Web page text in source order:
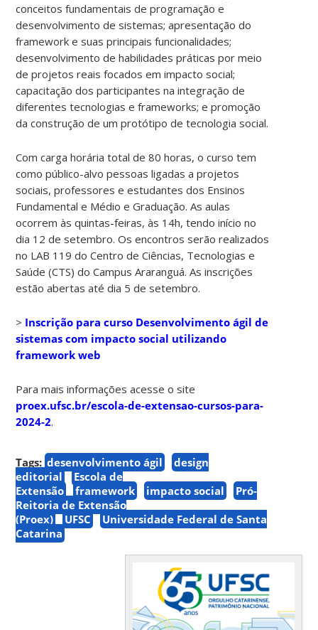
conceitos fundamentais de programação e
desenvolvimento de sistemas; apresentação do
framework e suas principais funcionalidades;
desenvolvimento de habilidades práticas por meio
de projetos reais focados em impacto social;
capacitação dos participantes na integração de
diferentes tecnologias e frameworks; e promoção
da construção de um protótipo de tecnologia social.
Com carga horária total de 80 horas, o curso tem
como público-alvo pessoas ligadas a projetos
sociais, professores e estudantes dos Ensinos
Fundamental e Médio e Graduação. As aulas
ocorrem às quintas-feiras, às 14h, tendo início no
dia 12 de setembro. Os encontros serão realizados
no LAB 119 do Centro de Ciências, Tecnologias e
Saúde (CTS) do Campus Araranguá. As inscrições
estão abertas até dia 5 de setembro.
> Inscrição para curso Desenvolvimento ágil de
sistemas com impacto social utilizando
framework web
Para mais informações acesse o site
proex.ufsc.br/escola-de-extensao-cursos-para-
2024-2.
Tags: desenvolvimento ágil
design
editorial
Escola de
Extensão
framework impacto social
Pró-
Reitoria de Extensão
(Proex)
UFSC
Universidade Federal de Santa
Catarina